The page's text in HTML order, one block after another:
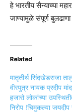
हे भारतीय सैन्याच्या
जाण्यामुळे संपूर्ण
Related
मातृतीर्थ सिंदखेडराजा
वीरपुत्र नायक प्रदीप
हजारो लोकांच्या
निरोप !चिमुकल्या जयदीप